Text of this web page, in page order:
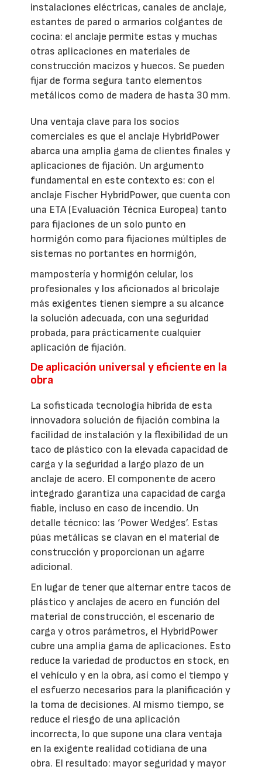
instalaciones eléctricas, canales de anclaje,
estantes de pared o armarios colgantes de
cocina: el anclaje permite estas y muchas
otras aplicaciones en materiales de
construcción macizos y huecos. Se pueden
fijar de forma segura tanto elementos
metálicos como de madera de hasta 30 mm.
Una ventaja clave para los socios
comerciales es que el anclaje HybridPower
abarca una amplia gama de clientes finales y
aplicaciones de fijación. Un argumento
fundamental en este contexto es: con el
anclaje Fischer HybridPower, que cuenta con
una ETA (Evaluación Técnica Europea) tanto
para fijaciones de un solo punto en
hormigón como para fijaciones múltiples de
sistemas no portantes en hormigón,
mampostería y hormigón celular, los
profesionales y los aficionados al bricolaje
más exigentes tienen siempre a su alcance
la solución adecuada, con una seguridad
probada, para prácticamente cualquier
aplicación de fijación.
De aplicación universal y eficiente en la
obra
La sofisticada tecnología híbrida de esta
innovadora solución de fijación combina la
facilidad de instalación y la flexibilidad de un
taco de plástico con la elevada capacidad de
carga y la seguridad a largo plazo de un
anclaje de acero. El componente de acero
integrado garantiza una capacidad de carga
fiable, incluso en caso de incendio. Un
detalle técnico: las ‘Power Wedges’. Estas
púas metálicas se clavan en el material de
construcción y proporcionan un agarre
adicional.
En lugar de tener que alternar entre tacos de
plástico y anclajes de acero en función del
material de construcción, el escenario de
carga y otros parámetros, el HybridPower
cubre una amplia gama de aplicaciones. Esto
reduce la variedad de productos en stock, en
el vehículo y en la obra, así como el tiempo y
el esfuerzo necesarios para la planificación y
la toma de decisiones. Al mismo tiempo, se
reduce el riesgo de una aplicación
incorrecta, lo que supone una clara ventaja
en la exigente realidad cotidiana de una
obra. El resultado: mayor seguridad y mayor